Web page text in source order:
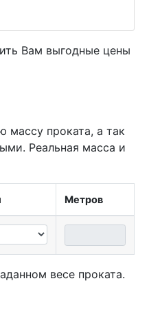
Вам выгодные цены
массу проката, а так
Реальная масса и
Метров
весе проката.